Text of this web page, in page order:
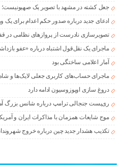
جعل کشته در مشهد با تصویر یک صهیونیست؛
ادعای جدید درباره صدور حکم اعدام برای
تصویرسازی نادرست از پروازهای نظامی در
ماجرای یک نقل‌قول اشتباه درباره «عفو
آمار اعلامی ساختگی بود
ماجرای حساب‌های کاربری جعلی لایک‌ها و شاه
دروغ سازی اوپوزوسیون ادامه دارد
ری‌پست جنجالی ترامپ درباره شانس بزرگ
موج شایعات همزمان با مذاکرات ایران و
تکذیب هشدار جدید چین درباره خروج